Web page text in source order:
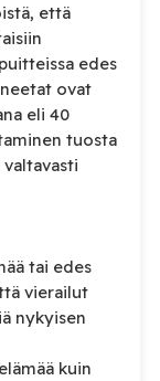
että
edes
ovat
eli 40
tuosta
tai edes
vierailut
nykyisen
kuin